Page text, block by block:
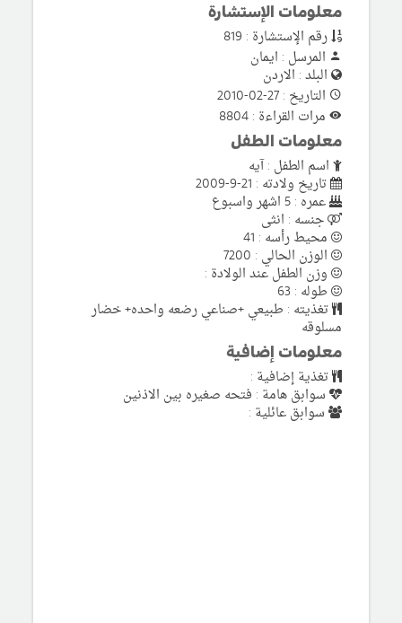
معلومات الإستشارة
رقم الإستشارة : 819
المرسل : ايمان
البلد : الاردن
التاريخ : 27-02-2010
مرات القراءة : 8804
معلومات الطفل
اسم الطفل : آيه
تاريخ ولادته : 21-9-2009
عمره : 5 اشهر واسبوع
جنسه : انثى
محيط رأسه : 41
الوزن الحالي : 7200
وزن الطفل عند الولادة :
طوله : 63
تغذيته : طبيعي +صناعي رضعه واحده+ خضار
مسلوقه
معلومات إضافية
تغذية إضافية :
سوابق هامة : فتحه صغيره بين الاذنين
سوابق عائلية :